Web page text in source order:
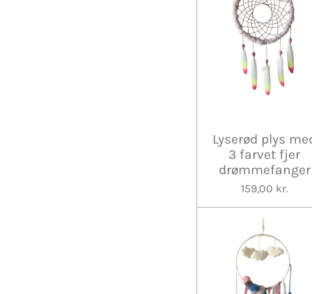
Lyserød plys
3 farvet fjer
drømmefanger
159,00 kr.